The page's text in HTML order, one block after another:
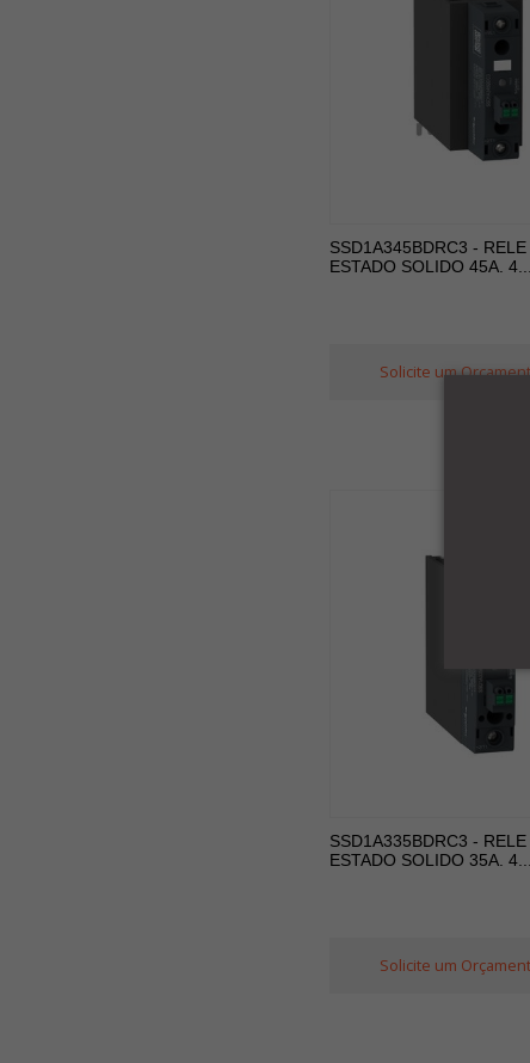
SSD1A345BDRC3 - RELE
ESTADO SOLIDO 45A.
Solicite um
SSD1A335BDRC3 - RELE
ESTADO SOLIDO 35A.
Solicite um